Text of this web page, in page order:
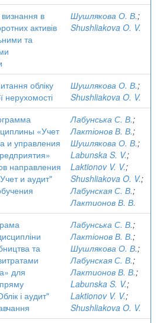
в
активів
та
Шушлякова О. В.;
Shushliakova O. V.
обліку
нерухомості
Шушлякова О. В.;
Shushliakova O. V.
«Учет
и управления
направления
и аудит"
Лабунська С. В.;
Лактіонов В. В.;
Шушлякова О. В.;
Labunska S. V.;
Laktionov V. V.;
Shushliakova O. V.;
Лабунская С. В.;
Лактионов В. В.
та
для
і аудит"
Лабунська С. В.;
Лактіонов В. В.;
Шушлякова О. В.;
Лабунская С. В.;
Лактионов В. В.;
Labunska S. V.;
Laktionov V. V.;
Shushliakova O. V.